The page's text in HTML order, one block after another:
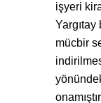
işyeri
mücbir